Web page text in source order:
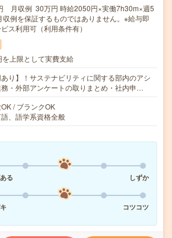
月収例 30万円 時給2050円×実働7h30m×週5
例を保証するものではありません。※給与即
ス利用可（利用条件有）
を上限として実費支給
あり】！サステナビリティに関する部内のアシ
務・外部アンケートの取りまとめ・社内申…
/ ブランクOK
、語学系資格全般
る
しずか
コツコツ